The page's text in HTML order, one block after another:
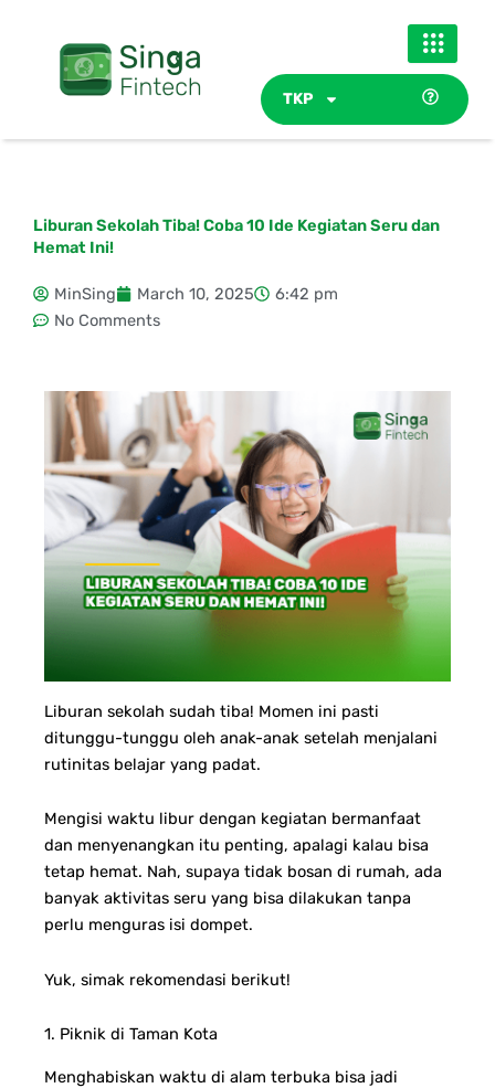
TKP
Liburan Sekolah Tiba! Coba 10 Ide Kegiatan Seru dan
Hemat Ini!
MinSing March 10, 2025
6:42 pm
No Comments
Liburan sekolah sudah tiba! Momen ini pasti
ditunggu-tunggu oleh anak-anak setelah menjalani
rutinitas belajar yang padat.
Mengisi waktu libur dengan kegiatan bermanfaat
dan menyenangkan itu penting, apalagi kalau bisa
tetap hemat. Nah, supaya tidak bosan di rumah, ada
banyak aktivitas seru yang bisa dilakukan tanpa
perlu menguras isi dompet.
Yuk, simak rekomendasi berikut!
1. Piknik di Taman Kota
Menghabiskan waktu di alam terbuka bisa jadi